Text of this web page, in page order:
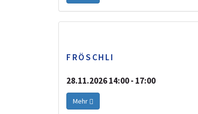
FRÖSCHLI
28.11.2026 14:00 - 17:00
Mehr